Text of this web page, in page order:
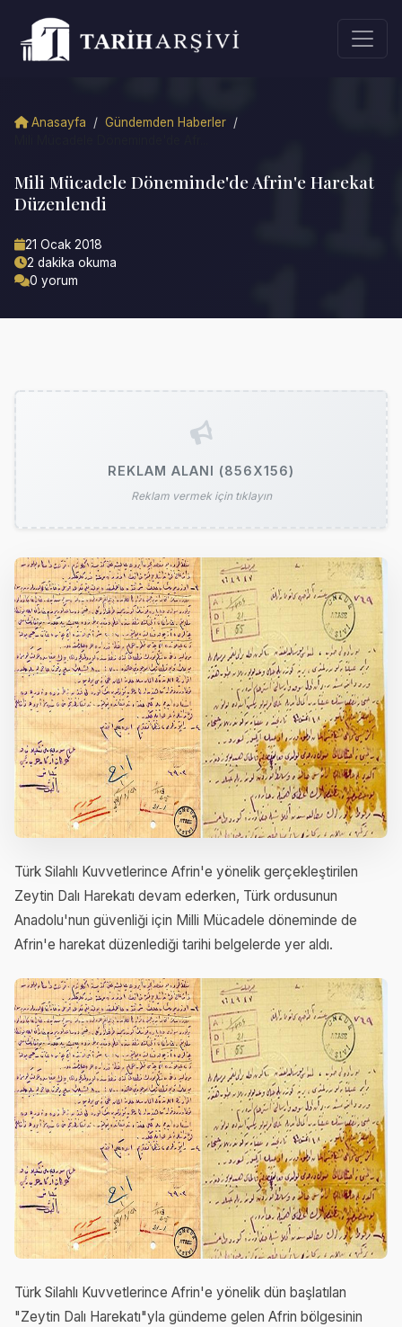
Anasayfa / Gündemden Haberler /
Mili Mücadele Döneminde'de Afrin'e Harekat
Düzenlendi
21 Ocak 2018
2 dakika okuma
0 yorum
REKLAM ALANI (856X156)
Reklam vermek için tıklayın
Türk Silahlı Kuvvetlerince Afrin'e yönelik gerçekleştirilen
Zeytin Dalı Harekatı devam ederken, Türk ordusunun
Anadolu'nun güvenliği için Milli Mücadele döneminde de
Afrin'e harekat düzenlediği tarihi belgelerde yer aldı.
Türk Silahlı Kuvvetlerince Afrin'e yönelik dün başlatılan
"Zeytin Dalı Harekatı"yla gündeme gelen Afrin bölgesinin